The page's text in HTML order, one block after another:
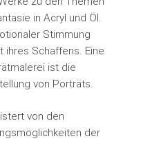
in Acryl und Öl.
Stimmung
ihres Schaffens. Eine
ist die
von Porträts.
von den
der